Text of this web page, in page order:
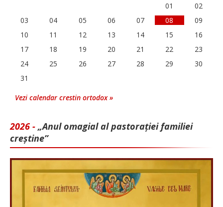
01
02
03
04 05 06 07 08
09
10
11 12 13 14 15
16
17
18 19 20 21 22
23
24
25 26 27 28 29
30
31
Vezi calendar crestin ortodox »
2026 - „Anul omagial al pastorației familiei
creștine”